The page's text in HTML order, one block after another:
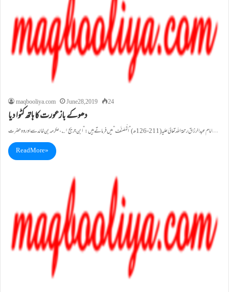
maqbooliya.com June 28, 2019 24
دھوکے بازعورت کا ہاتھ کٹوا دیا
امام عبدالرزاق رحمۃ اللہ تعالیٰ علیہ (211-126ھ)”اَلْمُصَنَّف”میں فرماتے ہیں:”ابن جریج ۱؎، عکرمہ بن خالد سے اور وہ حضرت…
Read More »